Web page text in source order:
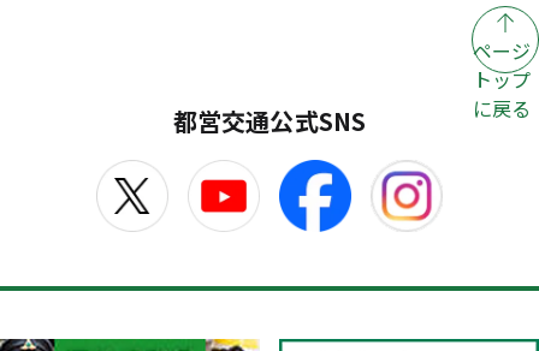
ページ
トップ
に戻る
都営交通公式SNS